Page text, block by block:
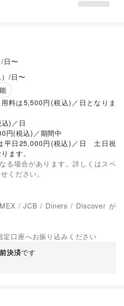
日〜
/日〜
料は5,500円(税込)／日となりま
)／日
円(税込)／期間中
平日25,000円(税込)／日　土日祝
ます。
る場合があります。詳しくはスペ
ください。
/ JCB / Diners / Discover が
口座へお振り込みください
決済です